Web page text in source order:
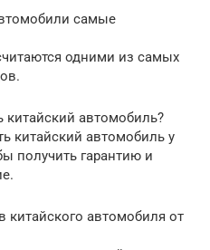
самые
одними из самых
китайский автомобиль?
китайский автомобиль у
получить гарантию и
китайского автомобиля от